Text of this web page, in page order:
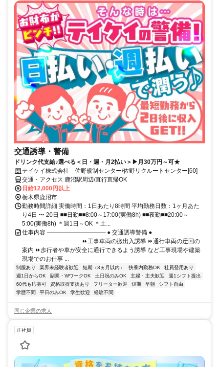
交通誘導・警備
ドリンク代支給♪選べる＜日・週・月2払い＞▶月30万円～可★
テイケイ株式会社 佐野規制センター/佐野リクルートセンター[60]
交通・アクセス 鹿沼駅周辺/直行直帰OK
日給12,000円以上
栃木県鹿沼市
勤務時間詳細 実働時間：1日あたり8時間 平均勤務日数：1ヶ月あた
り4日 〜 20日 ■■日勤■■8:00～17:00(実働8h) ■■夜勤■■20:00～
5:00(実働8h) ＊週1日～OK ＊土...
仕事内容 ━━━━━━━━━━ ● 交通誘導警備 ●
━━━━━━━━━━ ⏩工事車両の搬出入誘導 ⏩通行車両の迂回の
案内 ⏩歩行者や車が安全に通行できるよう誘導 など工事現場や建築
現場でのお仕事 ...
制服あり 業界未経験者歓迎 短期（3ヵ月以内） 扶養内勤務OK
社員登用あり
週1日からOK
副業・WワークOK 土日祝のみOK 主婦・主夫歓迎
週1シフト提出
60代も応募可
資格取得支援あり フリーター歓迎 短期 早朝
シフト自由
学歴不問
平日のみOK 学生歓迎 経験不問
同じ企業の求人
正社員